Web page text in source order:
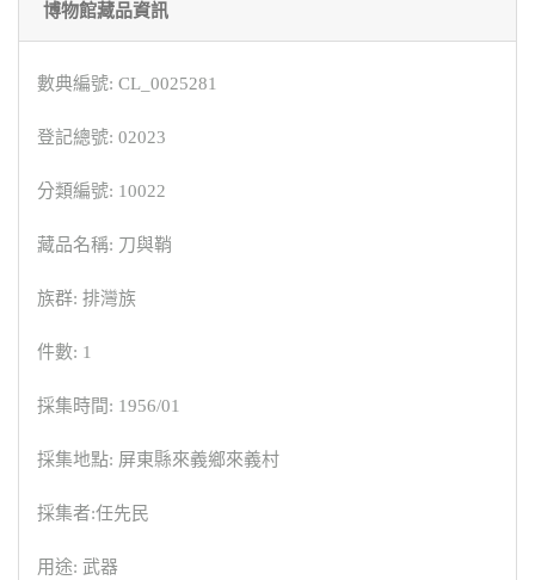
博物館藏品資訊
數典編號: CL_0025281
登記總號: 02023
分類編號: 10022
藏品名稱: 刀與鞘
族群: 排灣族
件數: 1
採集時間: 1956/01
採集地點: 屏東縣來義鄉來義村
採集者:任先民
用途: 武器